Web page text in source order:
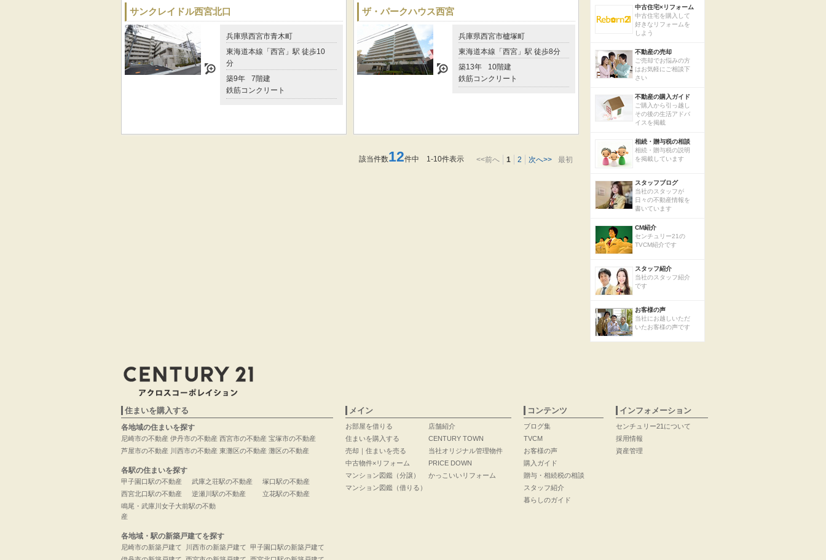
中古住宅×リフォーム
中古住宅を購入して
好きなリフォームを
しよう
不動産の売却
ご売却でお悩みの方
はお気軽にご相談下
さい
不動産の購入ガイド
ご購入から引っ越し
その後の生活アドバ
イスを掲載
相続・贈与税の相談
相続・贈与税の説明
を掲載しています
スタッフブログ
当社のスタッフが
日々の不動産情報を
書いています
CM紹介
センチュリー21の
TVCM紹介です
スタッフ紹介
当社のスタッフ紹介
です
お客様の声
当社にお越しいただ
いたお客様の声です
サンクレイドル西宮北口
兵庫県西宮市青木町
東海道本線「西宮」駅 徒歩10
分
築9年
7階建
鉄筋コンクリート
ザ・パークハウス西宮
兵庫県西宮市櫨塚町
東海道本線「西宮」駅 徒歩8分
築13年
10階建
鉄筋コンクリート
<<前へ 1 2 次へ>> 最初
該当件数12件中 1-10件表示
住まいを購入する
各地域の住まいを探す
尼崎市の不動産
芦屋市の不動産
伊丹市の不動産
川西市の不動産
西宮市の不動産
東灘区の不動産
宝塚市の不動産
灘区の不動産
各駅の住まいを探す
甲子園口駅の不動産
西宮北口駅の不動産
武庫之荘駅の不動産
逆瀬川駅の不動産
塚口駅の不動産
立花駅の不動産
鳴尾・武庫川女子大前駅の不動
産
各地域・駅の新築戸建てを探す
尼崎市の新築戸建て
川西市の新築戸建て 甲子園口駅の新築戸建て
メイン
お部屋を借りる
住まいを購入する
売却｜住まいを売る
中古物件×リフォーム
マンション図鑑（分譲）
マンション図鑑（借りる）
店舗紹介
CENTURY TOWN
当社オリジナル管理物件
PRICE DOWN
かっこいいリフォーム
コンテンツ
ブログ集
TVCM
お客様の声
購入ガイド
贈与・相続税の相談
スタッフ紹介
暮らしのガイド
インフォメーション
センチュリー21について
採用情報
資産管理